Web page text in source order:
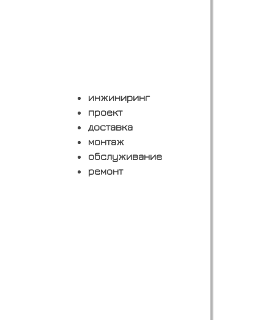
инжиниринг
проект
доставка
монтаж
обслуживание
ремонт